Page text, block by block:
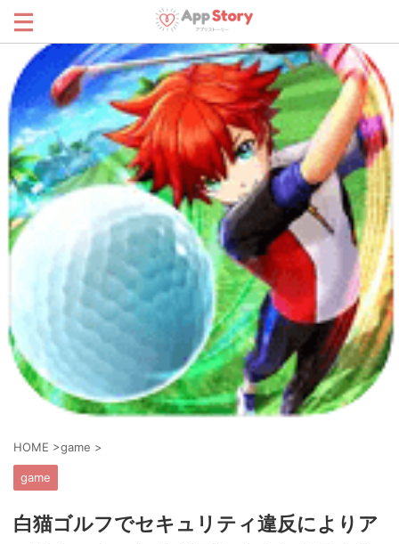
HOME >game >
game
白猫ゴルフでセキュリティ違反によりア